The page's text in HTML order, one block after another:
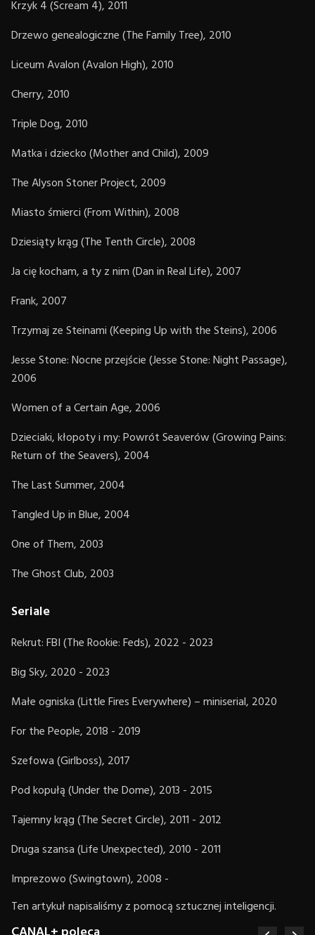
Krzyk 4 (Scream 4), 2011
Drzewo genealogiczne (The Family Tree), 2010
Liceum Avalon (Avalon High), 2010
Cherry, 2010
Triple Dog, 2010
Matka i dziecko (Mother and Child), 2009
The Alyson Stoner Project, 2009
Miasto śmierci (From Within), 2008
Dziesiąty krąg (The Tenth Circle), 2008
Ja cię kocham, a ty z nim (Dan in Real Life), 2007
Frank, 2007
Trzymaj ze Steinami (Keeping Up with the Steins), 2006
Jesse Stone: Nocne przejście (Jesse Stone: Night Passage),
2006
Women of a Certain Age, 2006
Dzieciaki, kłopoty i my: Powrót Seaverów (Growing Pains:
Return of the Seavers), 2004
The Last Summer, 2004
Tangled Up in Blue, 2004
One of Them, 2003
The Ghost Club, 2003
Seriale
Rekrut: FBI (The Rookie: Feds), 2022 - 2023
Big Sky, 2020 - 2023
Małe ogniska (Little Fires Everywhere) – miniserial, 2020
For the People, 2018 - 2019
Szefowa (Girlboss), 2017
Pod kopułą (Under the Dome), 2013 - 2015
Tajemny krąg (The Secret Circle), 2011 - 2012
Druga szansa (Life Unexpected), 2010 - 2011
Imprezowo (Swingtown), 2008 -
Ten artykuł napisaliśmy z pomocą sztucznej inteligencji.